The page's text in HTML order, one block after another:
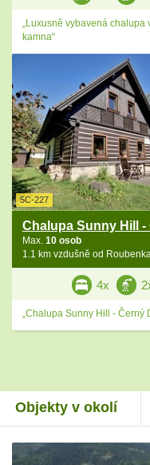
„Luxusně vybavená chalupa
kamna“
5C-227
Chalupa Sunny Hill
Max. 10 osob
1.1 km vzdušně od
4x
„Chalupa Sunny Hill - Černý
Objekty v okolí